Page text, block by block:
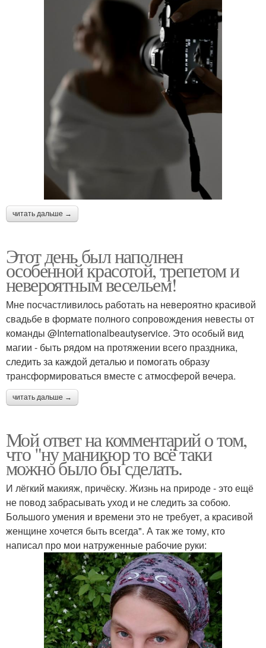
читать дальше →
Этот день был наполнен
особенной красотой, трепетом и
невероятным весельем!
Мне посчастливилось работать на невероятно красивой
свадьбе в формате полного сопровождения невесты от
команды @Internationalbeautyservice. Это особый вид
магии - быть рядом на протяжении всего праздника,
следить за каждой деталью и помогать образу
трансформироваться вместе с атмосферой вечера.
читать дальше →
Мой ответ на комментарий о том,
что "ну маникюр то всё таки
можно было бы сделать.
И лёгкий макияж, причёску. Жизнь на природе - это ещё
не повод забрасывать уход и не следить за собою.
Большого умения и времени это не требует, а красивой
женщине хочется быть всегда". А так же тому, кто
написал про мои натруженные рабочие руки: